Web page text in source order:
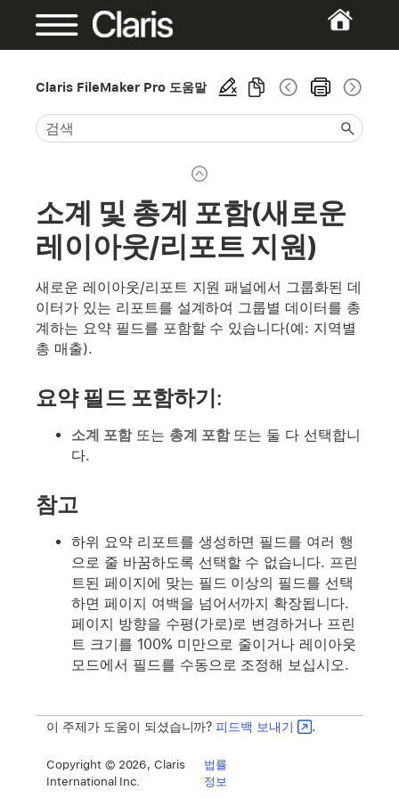
Claris FileMaker Pro 도움말
소계 및 총계 포함(새로운
레이아웃/리포트 지원)
새로운 레이아웃/리포트 지원 패널에서 그룹화된 데
이터가 있는 리포트를 설계하여 그룹별 데이터를 총
계하는 요약 필드를 포함할 수 있습니다(예: 지역별
총 매출).
요약 필드 포함하기:
소계 포함또는 총계 포함또는 둘 다 선택합니
다.
참고
하위 요약 리포트를 생성하면 필드를 여러 행
으로 줄 바꿈하도록 선택할 수 없습니다. 프린
트된 페이지에 맞는 필드 이상의 필드를 선택
하면 페이지 여백을 넘어서까지 확장됩니다.
페이지 방향을 수평(가로)로 변경하거나 프린
트 크기를 100% 미만으로 줄이거나 레이아웃
모드에서 필드를 수동으로 조정해 보십시오.
이 주제가 도움이 되셨습니까?피드백 보내기 .
Copyright © 2026, Claris
International Inc.
법률
정보